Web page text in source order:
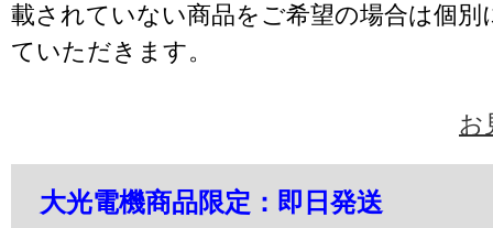
載されていない商品をご希望の場合は個別
ていただきます。
お
大光電機商品限定：即日発送